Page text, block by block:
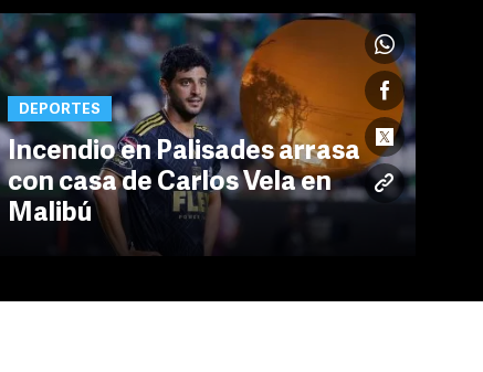
DEPORTES
Incendio en Palisades arrasa
con casa de Carlos Vela en
Malibú